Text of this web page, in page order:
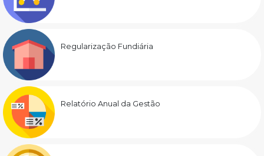
Regularização Fundiária
Relatório Anual da Gestão